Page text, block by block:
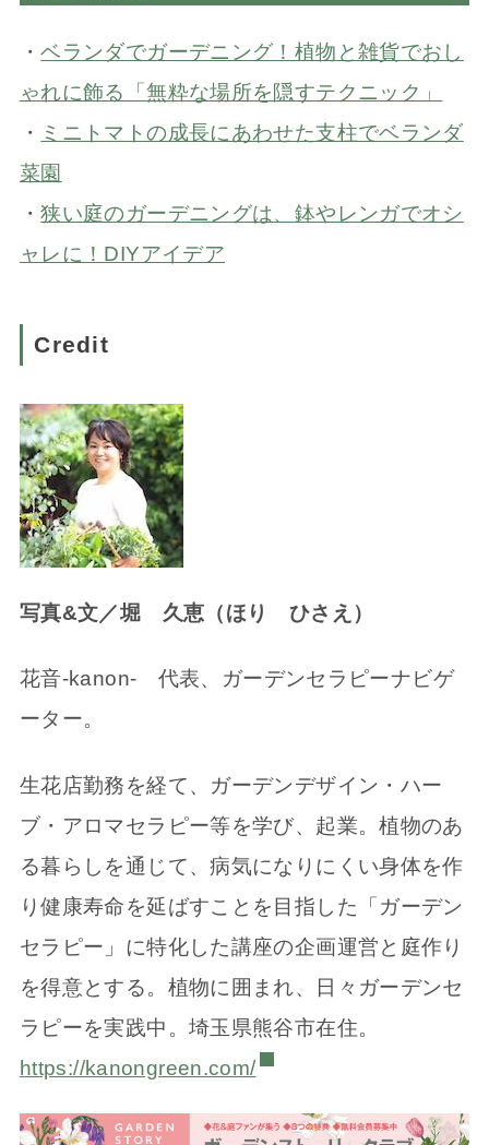
・ベランダでガーデニング！植物と雑貨でおし
ゃれに飾る「無粋な場所を隠すテクニック」
・ ミニトマトの成長にあわせた支柱でベランダ
菜園
・狭い庭のガーデニングは、鉢やレンガでオシ
ャレに！DIYアイデア
Credit
写真&文／堀 久恵（ほり ひさえ）
花音-kanon- 代表、ガーデンセラピーナビゲ
ーター。
生花店勤務を経て、ガーデンデザイン・ハー
ブ・アロマセラピー等を学び、起業。植物のあ
る暮らしを通じて、病気になりにくい身体を作
り健康寿命を延ばすことを目指した「ガーデン
セラピー」に特化した講座の企画運営と庭作り
を得意とする。植物に囲まれ、日々ガーデンセ
ラピーを実践中。埼玉県熊谷市在住。
https://kanongreen.com/